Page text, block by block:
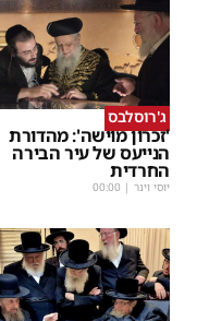
ג'רוסלבס
'זכרון מוישה': מהדורת
הנייעס של עיר הבירה
החרדית
יוסי וינר |
00:00